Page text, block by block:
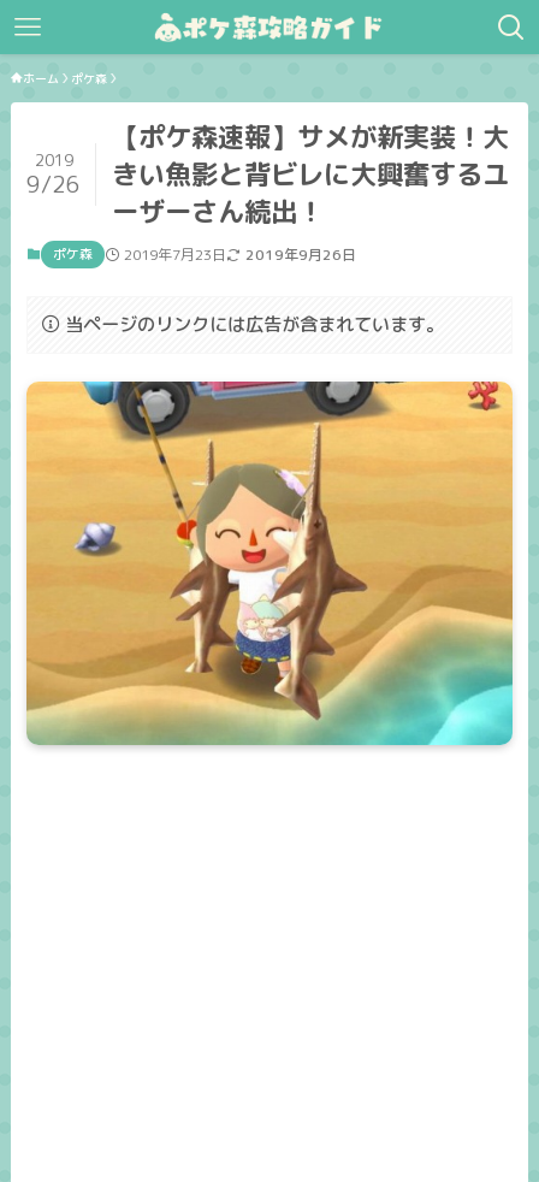
ホーム ポケ森
【ポケ森速報】サメが新実装！大
きい魚影と背ビレに大興奮するユ
ーザーさん続出！
2019
9/26
ポケ森 2019年7月23日 2019年9月26日
当ページのリンクには広告が含まれています。